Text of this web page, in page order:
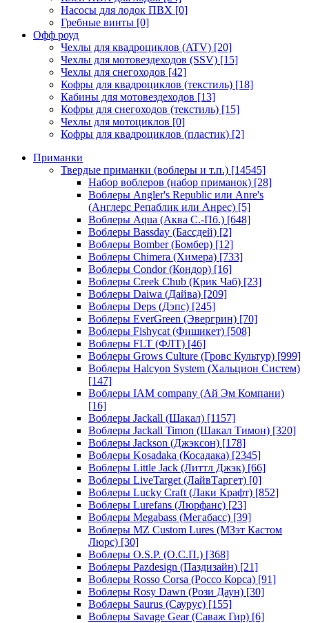
Насосы для лодок ПВХ [0]
Гребные винты [0]
Офф роуд
Чехлы для квадроциклов (ATV) [20]
Чехлы для мотовездеходов (SSV) [15]
Чехлы для снегоходов [42]
Кофры для квадроциклов (текстиль) [18]
Кабины для мотовездеходов [13]
Кофры для снегоходов (текстиль) [15]
Чехлы для мотоциклов [0]
Кофры для квадроциклов (пластик) [2]
Приманки
Твердые приманки (воблеры и т.п.) [14545]
Набор воблеров (набор приманок) [28]
Воблеры Angler's Republic или Anre's
(Англерс Репаблик или Анрес) [5]
Воблеры Aqua (Аква С.-Пб.) [648]
Воблеры Bassday (Бассдей) [2]
Воблеры Bomber (Бомбер) [12]
Воблеры Chimera (Химера) [733]
Воблеры Condor (Кондор) [16]
Воблеры Creek Chub (Крик Чаб) [23]
Воблеры Daiwa (Дайва) [209]
Воблеры Deps (Дэпс) [245]
Воблеры EverGreen (Эвергрин) [70]
Воблеры Fishycat (Фишикет) [508]
Воблеры FLT (ФЛТ) [46]
Воблеры Grows Culture (Гровс Культур) [999]
Воблеры Halcyon System (Хальцион Систем)
[147]
Воблеры IAM company (Ай Эм Компани)
[16]
Воблеры Jackall (Шакал) [1157]
Воблеры Jackall Timon (Шакал Тимон) [320]
Воблеры Jackson (Джэксон) [178]
Воблеры Kosadaka (Косадака) [2345]
Воблеры Little Jack (Литтл Джэк) [66]
Воблеры LiveTarget (ЛайвТаргет) [0]
Воблеры Lucky Craft (Лаки Крафт) [852]
Воблеры Lurefans (Люрфанс) [23]
Воблеры Megabass (Мегабасс) [39]
Воблеры MZ Custom Lures (МЗэт Кастом
Люрс) [30]
Воблеры O.S.P. (О.С.П.) [368]
Воблеры Pazdesign (Паздизайн) [21]
Воблеры Rosso Corsa (Россо Корса) [91]
Воблеры Rosy Dawn (Рози Даун) [30]
Воблеры Saurus (Саурус) [155]
Воблеры Savage Gear (Саваж Гир) [6]